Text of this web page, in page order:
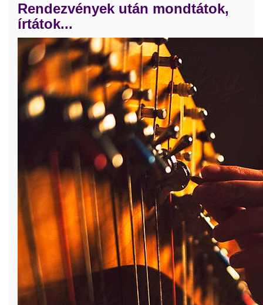
Rendezvények után mondtátok,
írtátok...